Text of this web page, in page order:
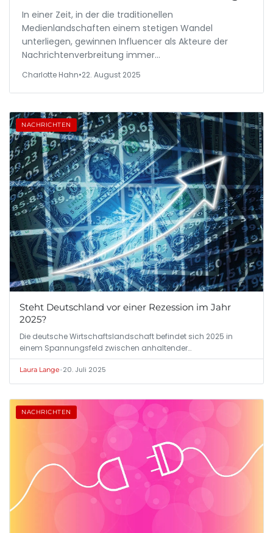
In einer Zeit, in der die traditionellen
Medienlandschaften einem stetigen Wandel
unterliegen, gewinnen Influencer als Akteure der
Nachrichtenverbreitung immer…
Charlotte Hahn•22. August 2025
NACHRICHTEN
Steht Deutschland vor einer Rezession im Jahr
2025?
Die deutsche Wirtschaftslandschaft befindet sich 2025 in
einem Spannungsfeld zwischen anhaltender…
Laura Lange•20. Juli 2025
NACHRICHTEN